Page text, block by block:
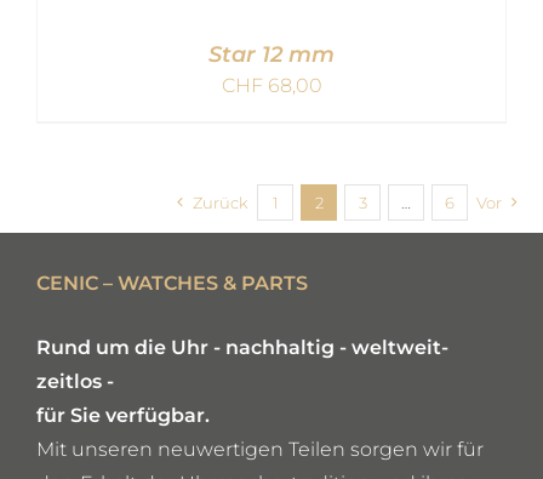
IN DEN WARENKORB
/
Star 12 mm
CHF68,00
Zurück 1 2 3 6 Vor
CENIC – WATCHES & PARTS
Rund um die Uhr - nachhaltig - weltweit-
zeitlos -
für Sie verfügbar.
Mit unseren neuwertigen Teilen sorgen wir für